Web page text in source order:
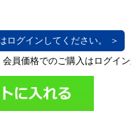
ログインしてください。 ＞